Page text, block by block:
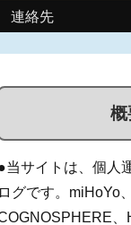
連絡先
概
当サイトは、個人
グです。miHoYo
、